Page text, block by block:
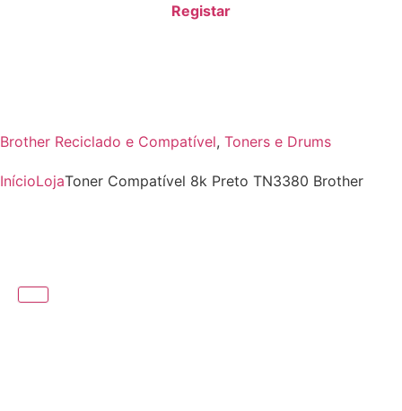
Registar
Brother Reciclado e Compatível, Toners e Drums
InícioLojaToner Compatível 8k Preto TN3380 Brother